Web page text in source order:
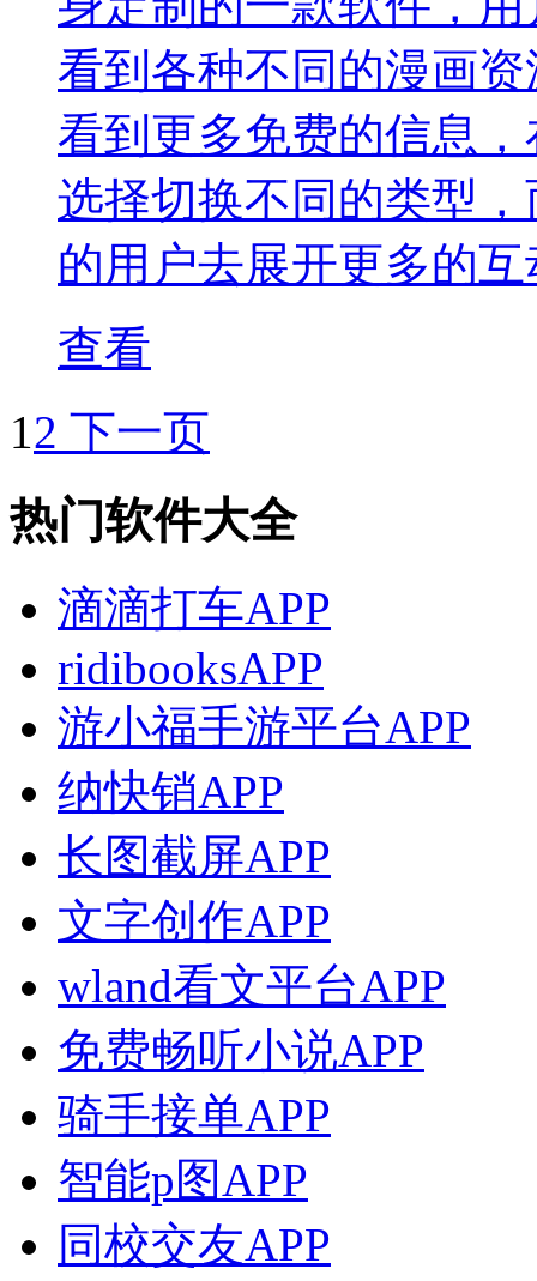
看到各种不同的漫画
看到更多免费的信息
选择切换不同的类型
的用户去展开更多的
查看
12 下一页
热门软件大全
滴滴打车APP
ridibooksAPP
游小福手游平台APP
纳快销APP
长图截屏APP
文字创作APP
wland看文平台APP
免费畅听小说APP
骑手接单APP
智能p图APP
同校交友APP